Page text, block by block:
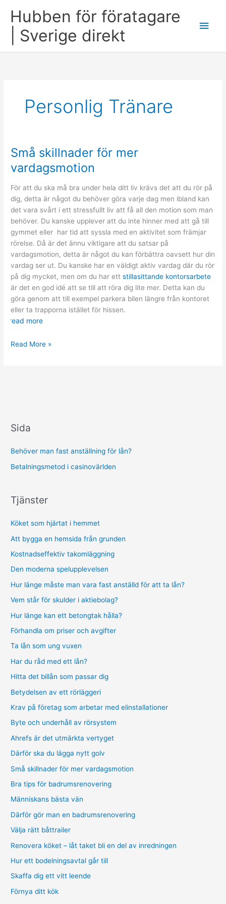
content
Hubben för föratagare
| Sverige direkt
Main
Personlig Tränare
Små skillnader för mer
vardagsmotion
För att du ska må bra under hela ditt liv krävs det att du rör på
dig, detta är något du behöver göra varje dag men ibland kan
det vara svårt i ett stressfullt liv att få all den motion som man
behöver. Du kanske upplever att du inte hinner med att gå till
gymmet eller har tid att syssla med en aktivitet som främjar
rörelse. Då är det ännu viktigare att du satsar på
vardagsmotion, detta är något du kan förbättra oavsett hur din
vardag ser ut. Du kanske har en väldigt aktiv vardag där du rör
på dig mycket, men om du har ett stillasittande kontorsarbete
är det en god idé att se till att röra dig lite mer. Detta kan du
göra genom att till exempel parkera bilen längre från kontoret
eller ta trapporna istället för hissen.
read more
Små
Read More »
Sida
Behöver man fast anställning för lån?
Betalningsmetod i casinovärlden
Tjänster
Köket som hjärtat i hemmet
Att bygga en hemsida från grunden
Kostnadseffektiv takomläggning
Den moderna spelupplevelsen
Hur länge måste man vara fast anställd för att ta lån?
Vem står för skulder i aktiebolag?
Hur länge kan ett betongtak hålla?
Förhandla om priser och avgifter
Ta lån som ung vuxen
Har du råd med ett lån?
Hitta det billån som passar dig
Betydelsen av ett rörläggeri
Krav på företag som arbetar med elinstallationer
Byte och underhåll av rörsystem
Ahrefs är det utmärkta vertyget
Därför ska du lägga nytt golv
Små skillnader för mer vardagsmotion
Bra tips för badrumsrenovering
Människans bästa vän
Därför gör man en badrumsrenovering
Välja rätt båttrailer
Renovera köket – låt taket bli en del av inredningen
Hur ett bodelningsavtal går till
Skaffa dig ett vitt leende
Förnya ditt kök